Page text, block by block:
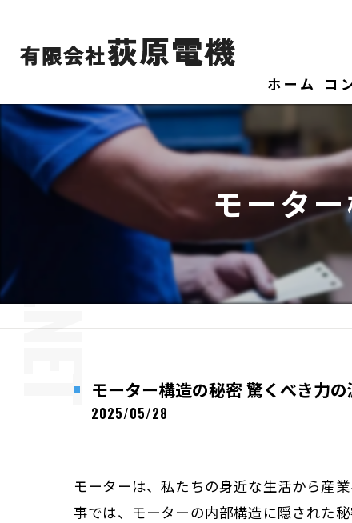
ホーム コ
モータ
モーター構造の秘密 驚くべき力
2025/05/28
モーターは、私たちの身近な生活から産
事では、モーターの内部構造に隠された